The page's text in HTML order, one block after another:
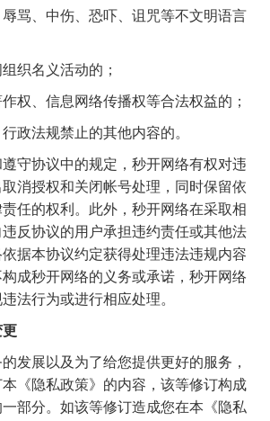
辱骂、中伤、恐吓、诅咒等不文明语言
织名义活动的；
作权、信息网络传播权等合法权益的；
行政法规禁止的其他内容的。
守协议中的规定，秒开网络有权对违
消授权和关闭帐号处理，同时保留依
任的权利。此外，秒开网络在采取相
反协议的用户承担违约责任或其他法
据本协议约定获得处理违法违规内容
成秒开网络的义务或承诺，秒开网络
法行为或进行相应处理。
更
发展以及为了给您提供更好的服务，
《隐私政策》的内容，该等修订构成
部分。如该等修订造成您在本《隐私